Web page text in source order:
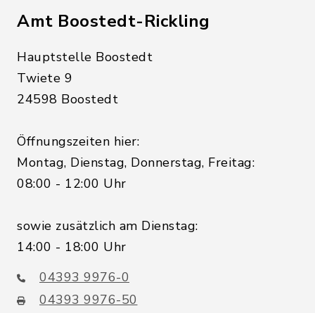
Amt Boostedt-Rickling
Hauptstelle Boostedt
Twiete 9
24598 Boostedt
Öffnungszeiten hier:
Montag, Dienstag, Donnerstag, Freitag:
08:00 - 12:00 Uhr
sowie zusätzlich am Dienstag:
14:00 - 18:00 Uhr
04393 9976-0
04393 9976-50